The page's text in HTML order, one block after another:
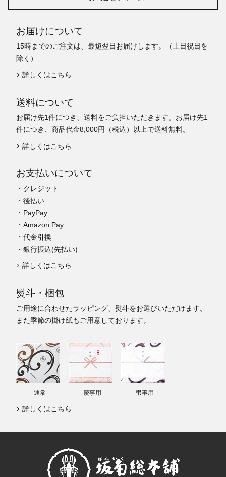
お届けについて
15時までのご注文は、最短翌日お届けします。（土日祝日を
除く）
詳しくはこちら
送料について
お届け先1件につき、送料をご負担いただきます。お届け先1
件につき、商品代金8,000円（税込）以上で送料無料。
詳しくはこちら
お支払いについて
・クレジット
・後払い
・PayPay
・Amazon Pay
・代金引換
・銀行振込(先払い)
詳しくはこちら
熨斗・梱包
ご用途に合わせたラッピング、熨斗をお選びいただけます。
また季節の掛け紙もご用意しております。
通常 慶事用 弔事用
詳しくはこちら